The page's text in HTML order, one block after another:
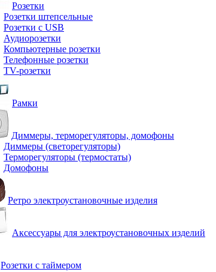
Розетки
Розетки штепсельные
Розетки с USB
Аудиорозетки
Компьютерные розетки
Телефонные розетки
TV-розетки
Рамки
Диммеры, терморегуляторы, домофоны
Диммеры (светорегуляторы)
Терморегуляторы (термостаты)
Домофоны
Ретро электроустановочные изделия
Аксессуары для электроустановочных изделий
Розетки с таймером